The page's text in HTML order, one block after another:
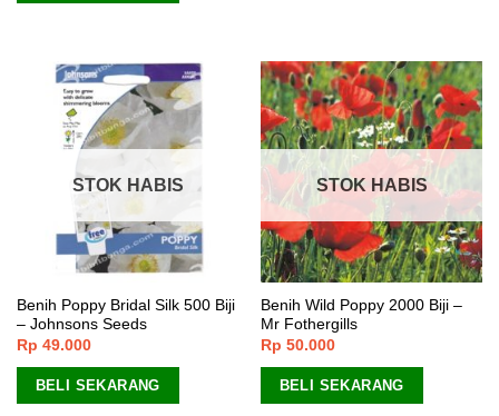
STOK HABIS
Benih Poppy Bridal Silk 500 Biji
– Johnsons Seeds
Rp 49.000
BELI SEKARANG
STOK HABIS
Benih Wild Poppy 2000 Biji –
Mr Fothergills
Rp 50.000
BELI SEKARANG